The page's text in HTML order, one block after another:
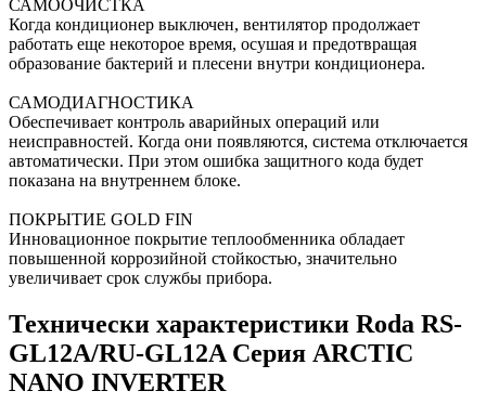
САМООЧИСТКА
Когда кондиционер выключен, вентилятор продолжает
работать еще некоторое время, осушая и предотвращая
образование бактерий и плесени внутри кондиционера.
САМОДИАГНОСТИКА
Обеспечивает контроль аварийных операций или
неисправностей. Когда они появляются, система отключается
автоматически. При этом ошибка защитного кода будет
показана на внутреннем блоке.
ПОКРЫТИЕ GOLD FIN
Инновационное покрытие теплообменника обладает
повышенной коррозийной стойкостью, значительно
увеличивает срок службы прибора.
Технически характеристики Roda RS-
GL12A/RU-GL12A Серия ARCTIC
NANO INVERTER